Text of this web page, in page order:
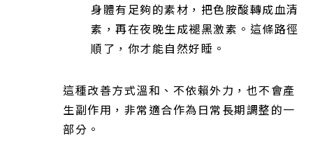
身體有足夠的素材，把色胺酸轉成血清
素，再在夜晚生成褪黑激素。這條路徑
順了，你才能自然好睡。
這種改善方式溫和、不依賴外力，也不會產
生副作用，非常適合作為日常長期調整的一
部分。